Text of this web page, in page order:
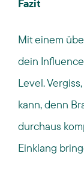
Fazit
Mit einem
dein
Level.
kann, denn
durchaus
Einklang